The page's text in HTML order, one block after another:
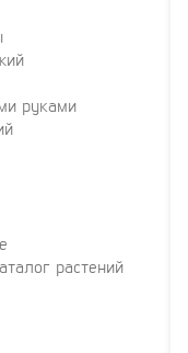
руками
растений